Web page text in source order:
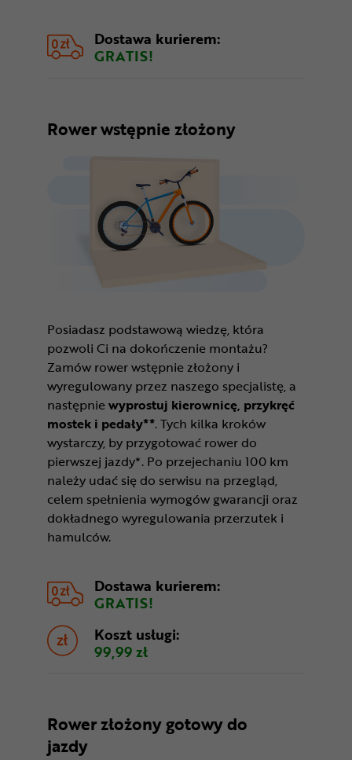
Dostawa kurierem:
GRATIS!
Rower wstępnie złożony
Posiadasz podstawową wiedzę, która
pozwoli Ci na dokończenie montażu?
Zamów rower wstępnie złożony i
wyregulowany przez naszego specjalistę, a
następniewyprostuj kierownicę, przykręć
mostek i pedały**. Tych kilka kroków
wystarczy, by przygotować rower do
pierwszej jazdy*. Po przejechaniu 100 km
należy udać się do serwisu na przegląd,
celem spełnienia wymogów gwarancji oraz
dokładnego wyregulowania przerzutek i
hamulców.
Dostawa kurierem:
GRATIS!
Koszt usługi:
99,99 zł
Rower złożony gotowy do
jazdy